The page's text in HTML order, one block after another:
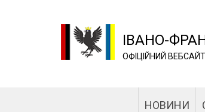
ІВАНО-
ОФІЦІЙНИЙ ВЕБСАЙТ
НОВИНИ